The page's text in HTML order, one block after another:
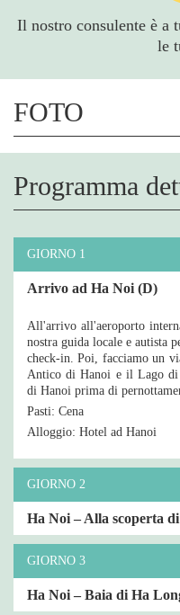
Il nostro consulente è a
le
FOTO
Programma
GIORNO 1
Arrivo ad Ha Noi (D)
All'arrivo all'aeroporto
nostra guida locale e autista
check-in. Poi, facciamo un
Antico di Hanoi e il Lago di
di Hanoi prima di
Pasti: Cena
Alloggio: Hotel ad Hanoi
GIORNO 2
Ha Noi – Alla scoperta
GIORNO 3
Ha Noi – Baia di Ha